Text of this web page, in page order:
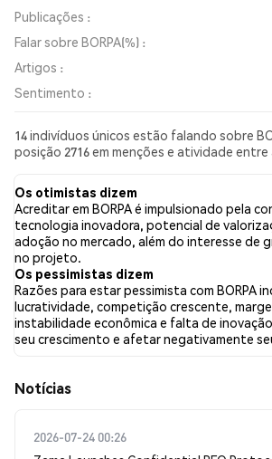
Publicações :
Falar sobre BORPA(%) :
Artigos :
Sentimento :
14 indivíduos únicos estão falando sobre
posição 2716 em menções e atividade
BORPA em todas as redes sociais foi Altista.
publicados 0 artigos de notícias sobre
20.69% dos tweets apresentaram um
comparação com 3.45% dos tweets com
sobre BORPA. 75.86% dos tweets foram
BORPA. Esses sentimentos são baseados
Os otimistas dizem
Acreditar em BORPA é impulsionado pela
tecnologia inovadora, potencial de
adoção no mercado, além do interesse de
no projeto.
Os pessimistas dizem
Razões para estar pessimista com BORPA
lucratividade, competição crescente,
instabilidade econômica e falta de
seu crescimento e afetar negativamente
​​Notícias​​
2026-07-24 00:26